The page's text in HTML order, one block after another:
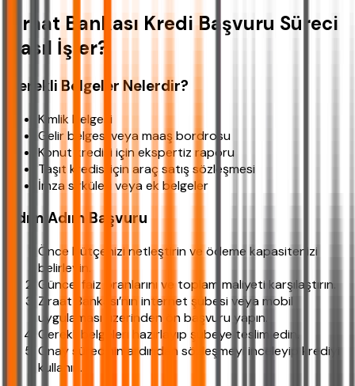
Ziraat Bankası Kredi Başvuru Süreci
Nasıl İşler?
Gerekli Belgeler Nelerdir?
Kimlik belgesi
Gelir belgesi veya maaş bordrosu
Konut kredisi için ekspertiz raporu
Taşıt kredisi için araç satış sözleşmesi
İmza sirküleri veya ek belgeler
Adım Adım Başvuru
Önce bütçenizi netleştirin ve ödeme kapasitenizi
belirleyin.
Güncel faiz oranlarını ve toplam maliyeti karşılaştırın.
Ziraat Bankası’nın internet şubesi veya mobil
uygulaması üzerinden ön başvuru yapın.
Gerekli belgeleri hazırlayıp şubeye teslim edin.
Onay sürecinin ardından sözleşmeyi inceleyip krediyi
kullanın.